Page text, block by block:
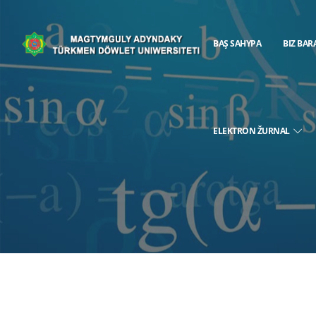
BAŞ SAHYPA BIZ
ELEKTRON ŽURNAL